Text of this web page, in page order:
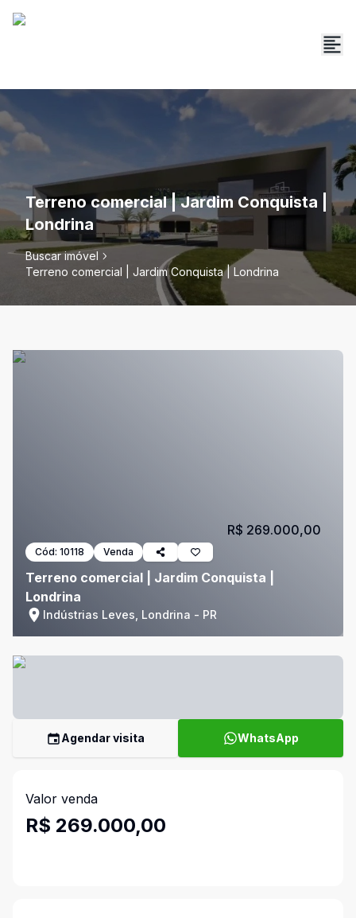
Terreno comercial | Jardim Conquista |
Londrina
Buscar imóvel
Terreno comercial | Jardim Conquista | Londrina
Cód: 10118 Venda
Terreno comercial | Jardim Conquista |
Londrina
Indústrias Leves, Londrina - PR
R$ 269.000,00
Agendar visita WhatsApp
Valor venda
R$ 269.000,00